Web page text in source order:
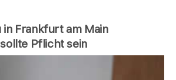
in Frankfurt am Main
Pflicht sein